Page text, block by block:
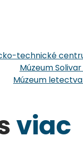
technické
Múzeum
Múzeum
viac